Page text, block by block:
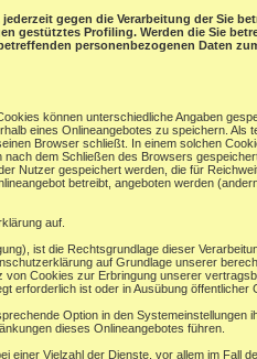
gegen die Verarbeitung der Sie
gestütztes Profiling. Werden die Sie
personenbezogenen Daten
können unterschiedliche Angaben
eines Onlineangebotes zu speichern. Als
Browser schließt. In einem solchen
dem Schließen des Browsers
Nutzer gespeichert werden, die für
betreibt, angeboten werden
auf.
ist die Rechtsgrundlage dieser
auf Grundlage unserer
Cookies zur Erbringung unserer
ist oder in Ausübung öffentlicher
Option in den
dieses Onlineangebotes führen.
Vielzahl der Dienste, vor allem im Fall